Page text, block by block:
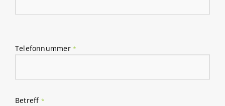
leave
Telefonnummer *
Betreff *